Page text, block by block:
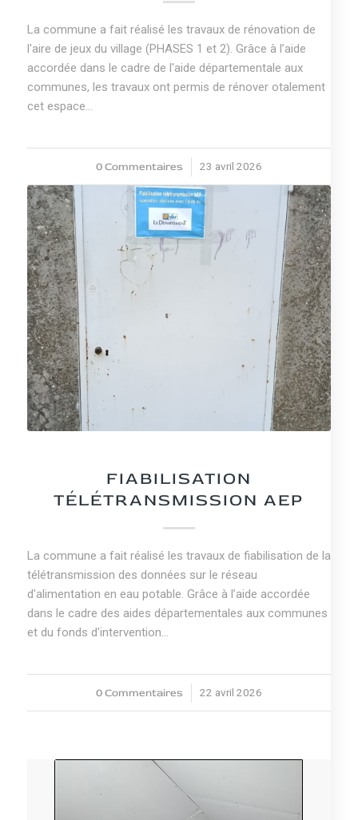
La commune a fait réalisé les travaux de rénovation de
l'aire de jeux du village (PHASES 1 et 2). Grâce à l’aide
accordée dans le cadre de l'aide départementale aux
communes, les travaux ont permis de rénover otalement
cet espace…
0 Commentaires
/ 23 avril 2026
FIABILISATION
TÉLÉTRANSMISSION AEP
La commune a fait réalisé les travaux de fiabilisation de la
télétransmission des données sur le réseau
d'alimentation en eau potable. Grâce à l’aide accordée
dans le cadre des aides départementales aux communes
et du fonds d'intervention…
0 Commentaires
/ 22 avril 2026